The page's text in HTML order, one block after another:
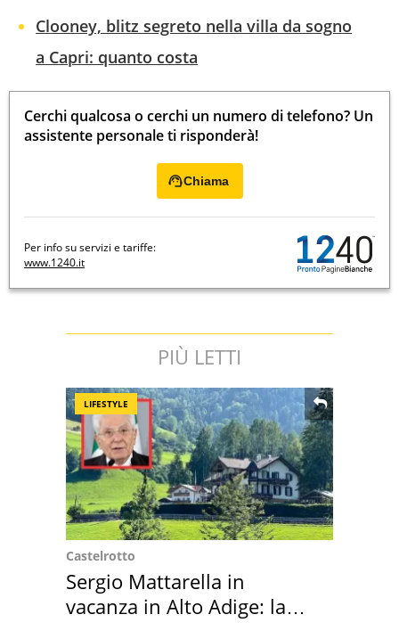
Clooney, blitz segreto nella villa da sogno
a Capri: quanto costa
Cerchi qualcosa o cerchi un numero di telefono? Un
assistente personale ti risponderà!
Chiama
Per info su servizi e tariffe:
www.1240.it
PIÙ LETTI
LIFESTYLE
Castelrotto
Sergio Mattarella in
vacanza in Alto Adige: la